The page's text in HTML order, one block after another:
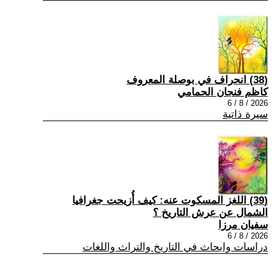
(38) انحراف في بوصلة المعروف
كاظم فنجان الحمامي
2026 / 8 / 6
سيرة ذاتية
(39) اللغز المسكوت عنه: كيف أُزيحت جغرافيا
الشمال عن عرش التاريخ ؟
سفيان مرزا
2026 / 8 / 6
دراسات وابحاث في التاريخ والتراث واللغات